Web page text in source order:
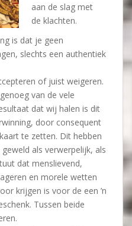
aan de slag met
de klachten.
is dat je geen
slechts een authentiek
of juist weigeren.
van de vele
dat wij halen is dit
door consequent
te zetten. Dit hebben
als verwerpelijk, als
dat menslievend,
en morele wetten
krijgen is voor de een ’n
Tussen beide